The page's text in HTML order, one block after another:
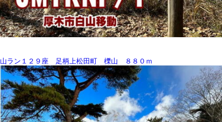
山ラン１２９座 足柄上松田町 櫟山 ８８０ｍ